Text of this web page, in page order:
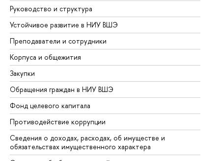
Руководство и структура
Устойчивое развитие в НИУ ВШЭ
Преподаватели и сотрудники
Корпуса и общежития
Закупки
Обращения граждан в НИУ ВШЭ
Фонд целевого капитала
Противодействие коррупции
Сведения о доходах, расходах, об имуществе и
обязательствах имущественного характера